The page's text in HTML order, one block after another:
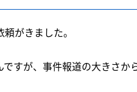
がきました。
すが、事件報道の大きさか